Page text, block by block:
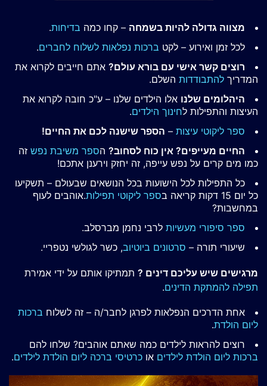
מצווה גדולה להיות בשמחה – קחו כמה בדיחות.
לכל זמן ואירוע – לקט ברכות נפלאות לשלוח לחברים.
רוצים קשר אישי עם בורא עולם? אתם חייבים לקרוא את
המדריך להתבודדות השלם.
היהלומים שלנו אלו הילדים שלנו – ע"כ חובה לקרוא את
העיצות והתפילות לחינוך הילדים.
ספר ליקוטי עיצות – הספר שישנה לכם את החיים!
החיים מעייפים? אין כוח לסחוב? הספר משיבת נפש זה
כמו מים קרים על נפש עייפה, זה יחזק וירענן אתכם!
כל התפילות לכל הישועות בכל הנושאים שבעולם – תשקיעו
כל יום 15 דקות קריאה ב
ספר ליקוטי תפילות.אוהבים לעוף
במחשבות?
ספר סיפורי מעשיות לרבי נחמן מברסלב.
שיעורי תורה – סרטונים ביוטיוב, כשר לגולשי נטפריי.
מרגישים שיש עליכם דינים ? תמתיקו אותם על ידי אמירת
תפילה להמתקת הדינים.
אחת הדרכים הנפלאות לפרגן לחבר/ה – זה לשלוח ברכות
ליום הולדת.
רוצים להראות לילדים כמה שאתם אוהבים? שלחו להם
ברכות ליום הולדת לילדים או כרטיסי ברכה ליום הולדת לילדים.